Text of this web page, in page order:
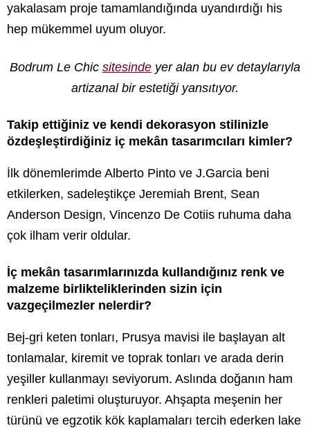
yakalasam proje tamamlandığında uyandırdığı his
hep mükemmel uyum oluyor.
Bodrum Le Chic sitesinde yer alan bu ev detaylarıyla
artizanal bir estetiği yansıtıyor.
Takip ettiğiniz ve kendi dekorasyon stilinizle
özdeşleştirdiğiniz iç mekân tasarımcıları kimler?
İlk dönemlerimde Alberto Pinto ve J.Garcia beni
etkilerken, sadeleştikçe Jeremiah Brent, Sean
Anderson Design, Vincenzo De Cotiis ruhuma daha
çok ilham verir oldular.
İç mekân tasarımlarınızda kullandığınız renk ve
malzeme birlikteliklerinden sizin için
vazgeçilmezler nelerdir?
Bej-gri keten tonları, Prusya mavisi ile başlayan alt
tonlamalar, kiremit ve toprak tonları ve arada derin
yeşiller kullanmayı seviyorum. Aslında doğanın ham
renkleri paletimi oluşturuyor. Ahşapta meşenin her
türünü ve egzotik kök kaplamaları tercih ederken lake